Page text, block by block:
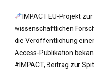
IMPACT EU-Projekt
wissenschaftlichen
die Veröffentlichung
Access-Publikation
#IMPACT, Beitrag zur